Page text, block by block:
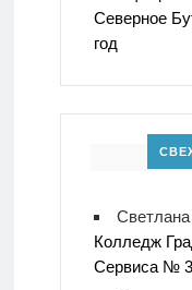
Северное
год
Светлана
Колледж
Сервиса №